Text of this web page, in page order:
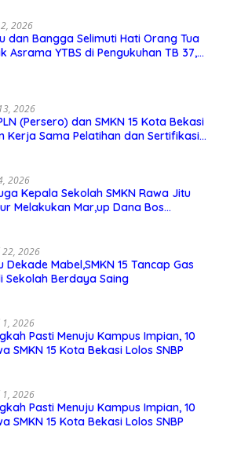
2026
dan Bangga Selimuti Hati Orang Tua
Asrama YTBS di Pengukuhan TB 37,
2026
(Persero) dan SMKN 15 Kota Bekasi
Kerja Sama Pelatihan dan Sertifikasi
2026
Kepala Sekolah SMKN Rawa Jitu
Melakukan Mar,up Dana Bos
2026
Dekade Mabel,SMKN 15 Tancap Gas
Sekolah Berdaya Saing
2026
Pasti Menuju Kampus Impian, 10
SMKN 15 Kota Bekasi Lolos SNBP
2026
Pasti Menuju Kampus Impian, 10
SMKN 15 Kota Bekasi Lolos SNBP